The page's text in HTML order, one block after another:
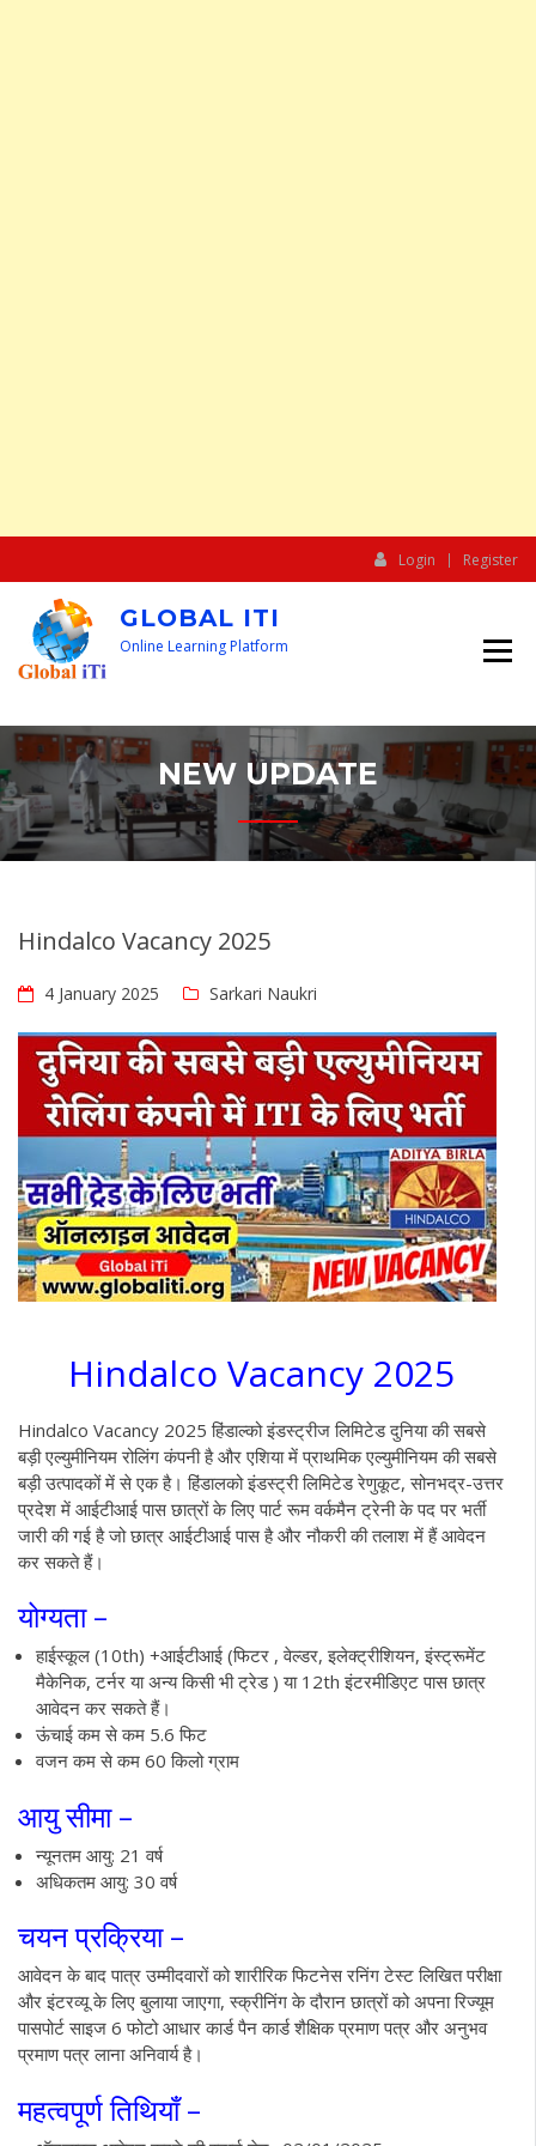
Login Register
GLOBAL ITI
Online Learning Platform
NEW UPDATE
Hindalco Vacancy 2025
4 January 2025 Sarkari Naukri
Hindalco Vacancy 2025
Hindalco Vacancy 2025 हिंडाल्को इंडस्ट्रीज लिमिटेड दुनिया की सबसे
बड़ी एल्युमीनियम रोलिंग कंपनी है और एशिया में प्राथमिक एल्युमीनियम की सबसे
बड़ी उत्पादकों में से एक है। हिंडालको इंडस्ट्री लिमिटेड रेणुकूट, सोनभद्र-उत्तर
प्रदेश में आईटीआई पास छात्रों के लिए पार्ट रूम वर्कमैन ट्रेनी के पद पर भर्ती
जारी की गई है जो छात्र आईटीआई पास है और नौकरी की तलाश में हैं आवेदन
कर सकते हैं।
योग्यता –
हाईस्कूल (10th) +आईटीआई (फिटर , वेल्डर, इलेक्ट्रीशियन, इंस्ट्रूमेंट
मैकेनिक, टर्नर या अन्य किसी भी ट्रेड ) या 12th इंटरमीडिएट पास छात्र
आवेदन कर सकते हैं।
ऊंचाई कम से कम 5.6 फिट
वजन कम से कम 60 किलो ग्राम
आयु सीमा –
न्यूनतम आयु: 21 वर्ष
अधिकतम आयु: 30 वर्ष
चयन प्रक्रिया –
आवेदन के बाद पात्र उम्मीदवारों को शारीरिक फिटनेस रनिंग टेस्ट लिखित परीक्षा
और इंटरव्यू के लिए बुलाया जाएगा, स्क्रीनिंग के दौरान छात्रों को अपना रिज्यूम
पासपोर्ट साइज 6 फोटो आधार कार्ड पैन कार्ड शैक्षिक प्रमाण पत्र और अनुभव
प्रमाण पत्र लाना अनिवार्य है।
महत्वपूर्ण तिथियाँ –